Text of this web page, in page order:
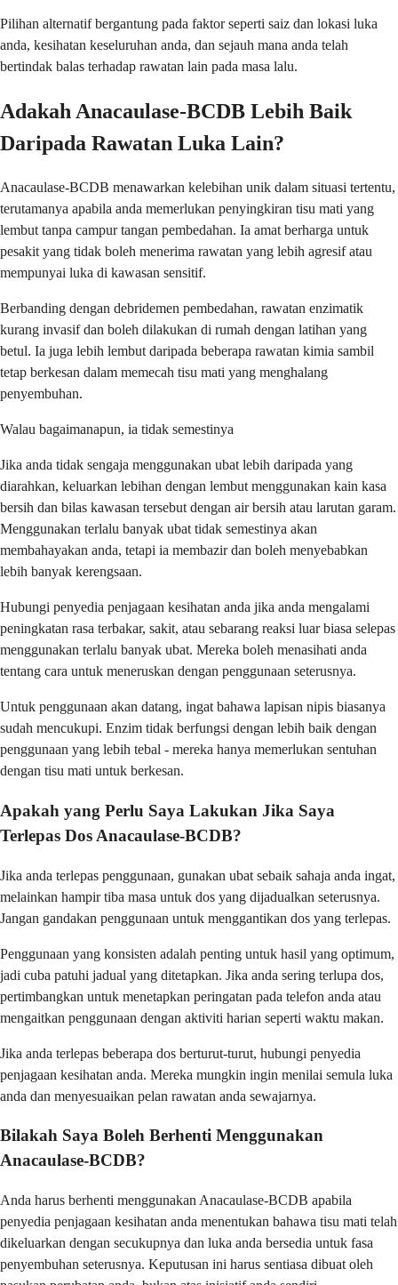
Pilihan alternatif bergantung pada faktor seperti saiz dan lokasi luka
anda, kesihatan keseluruhan anda, dan sejauh mana anda telah
bertindak balas terhadap rawatan lain pada masa lalu.
Adakah Anacaulase-BCDB Lebih Baik
Daripada Rawatan Luka Lain?
Anacaulase-BCDB menawarkan kelebihan unik dalam situasi tertentu,
terutamanya apabila anda memerlukan penyingkiran tisu mati yang
lembut tanpa campur tangan pembedahan. Ia amat berharga untuk
pesakit yang tidak boleh menerima rawatan yang lebih agresif atau
mempunyai luka di kawasan sensitif.
Berbanding dengan debridemen pembedahan, rawatan enzimatik
kurang invasif dan boleh dilakukan di rumah dengan latihan yang
betul. Ia juga lebih lembut daripada beberapa rawatan kimia sambil
tetap berkesan dalam memecah tisu mati yang menghalang
penyembuhan.
Walau bagaimanapun, ia tidak semestinya
Jika anda tidak sengaja menggunakan ubat lebih daripada yang
diarahkan, keluarkan lebihan dengan lembut menggunakan kain kasa
bersih dan bilas kawasan tersebut dengan air bersih atau larutan garam.
Menggunakan terlalu banyak ubat tidak semestinya akan
membahayakan anda, tetapi ia membazir dan boleh menyebabkan
lebih banyak kerengsaan.
Hubungi penyedia penjagaan kesihatan anda jika anda mengalami
peningkatan rasa terbakar, sakit, atau sebarang reaksi luar biasa selepas
menggunakan terlalu banyak ubat. Mereka boleh menasihati anda
tentang cara untuk meneruskan dengan penggunaan seterusnya.
Untuk penggunaan akan datang, ingat bahawa lapisan nipis biasanya
sudah mencukupi. Enzim tidak berfungsi dengan lebih baik dengan
penggunaan yang lebih tebal - mereka hanya memerlukan sentuhan
dengan tisu mati untuk berkesan.
Apakah yang Perlu Saya Lakukan Jika Saya
Terlepas Dos Anacaulase-BCDB?
Jika anda terlepas penggunaan, gunakan ubat sebaik sahaja anda ingat,
melainkan hampir tiba masa untuk dos yang dijadualkan seterusnya.
Jangan gandakan penggunaan untuk menggantikan dos yang terlepas.
Penggunaan yang konsisten adalah penting untuk hasil yang optimum,
jadi cuba patuhi jadual yang ditetapkan. Jika anda sering terlupa dos,
pertimbangkan untuk menetapkan peringatan pada telefon anda atau
mengaitkan penggunaan dengan aktiviti harian seperti waktu makan.
Jika anda terlepas beberapa dos berturut-turut, hubungi penyedia
penjagaan kesihatan anda. Mereka mungkin ingin menilai semula luka
anda dan menyesuaikan pelan rawatan anda sewajarnya.
Bilakah Saya Boleh Berhenti Menggunakan
Anacaulase-BCDB?
Anda harus berhenti menggunakan Anacaulase-BCDB apabila
penyedia penjagaan kesihatan anda menentukan bahawa tisu mati telah
dikeluarkan dengan secukupnya dan luka anda bersedia untuk fasa
penyembuhan seterusnya. Keputusan ini harus sentiasa dibuat oleh